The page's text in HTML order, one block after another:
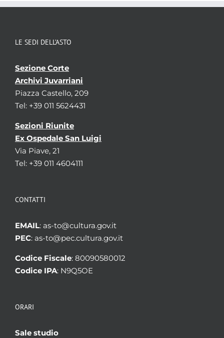
LE SEDI DELL’ASTO
Sezione Corte
Archivi Juvarriani
Piazza Castello, 209
Tel: +39 011 5624431
Sezioni Riunite
Ex Ospedale San Luigi
Via Piave, 21
Tel: +39 011 4604111
CONTATTI
EMAIL: as-to@cultura.gov.it
PEC: as-to@pec.cultura.gov.it
Codice Fiscale: 80090580012
Codice IPA: N9Q5OE
ORARI
Sale studio